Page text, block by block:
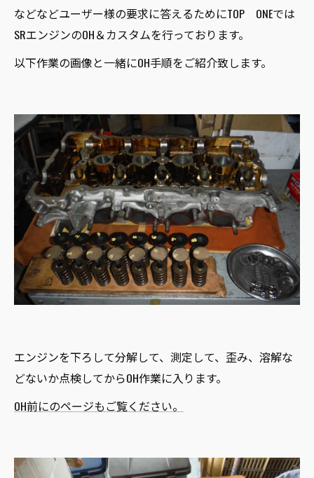
などなどユーザー様の要求に答えるためにTOP ONEでは
SRエンジンのOH＆カスタムを行っております。
以下作業の画像と一緒にOH手順をご紹介致します。
エンジンを下ろして分解して、測定して、歪み、溶解な
どないか点検してからOH作業に入ります。
OH前にのページもご覧ください。